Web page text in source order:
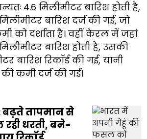
4.6 मिलीमीटर बारिश होती है,
बारिश दर्ज की गई, जो
को दर्शाता है। वहीं केरल में जहां
बारिश होती है, उसकी
बारिश रिकॉर्ड की गई, यानी
कमी दर्ज की गई।
बढ़ते तापमान से
धरती, बने-